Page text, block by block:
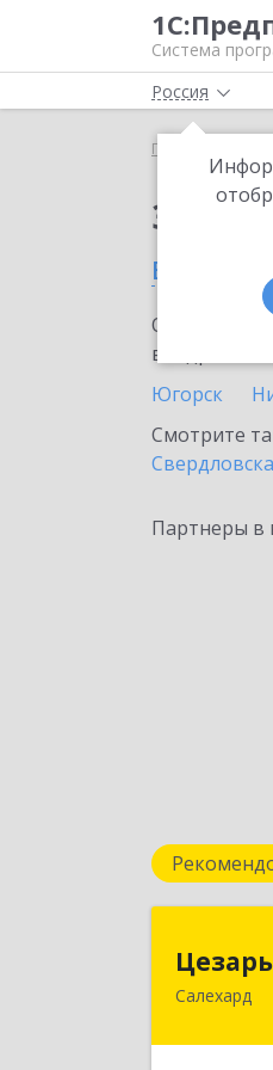
Система
Россия
Главная
в
внедрение
Югорск
Смотрите
Партнеры в
Цезарь
Салехард